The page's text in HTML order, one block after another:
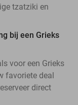
tzatziki en
bij een Grieks
voor een Grieks
favoriete deal
direct